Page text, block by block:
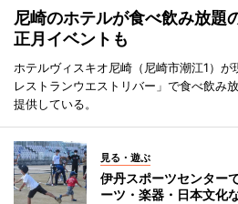
尼崎のホテルが食べ飲み放
正月イベントも
ホテルヴィスキオ尼崎（尼崎市潮江1）が
レストランウエストリバー」で食べ飲み
提供している。
見る・遊ぶ
伊丹スポーツセンター
ーツ・楽器・日本文化